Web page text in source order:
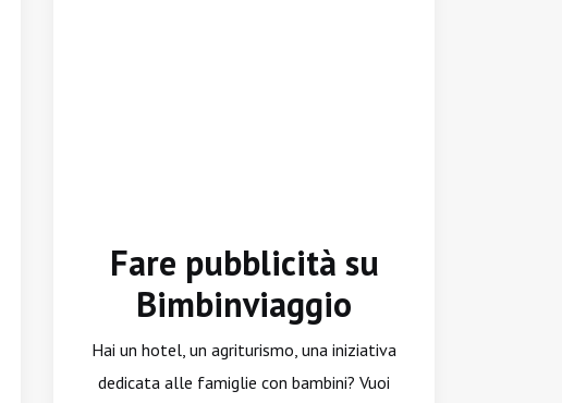
Fare pubblicità su
Bimbinviaggio
Hai un hotel, un agriturismo, una iniziativa
dedicata alle famiglie con bambini? Vuoi